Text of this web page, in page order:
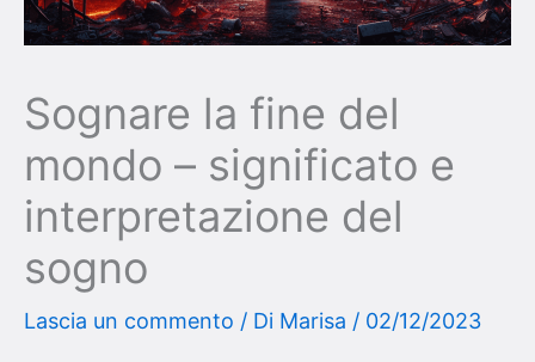
Sognare la fine del
mondo – significato e
interpretazione del
sogno
Lascia un commento / Di Marisa / 02/12/2023